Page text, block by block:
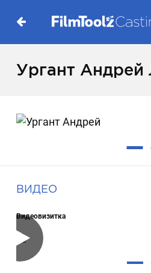
Ургант Андрей
ВИДЕО
Видеовизитка